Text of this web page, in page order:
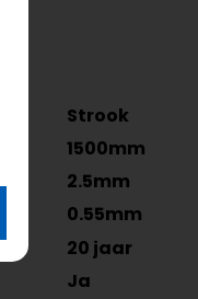
Strook
1500mm
2.5mm
0.55mm
20 jaar
Ja